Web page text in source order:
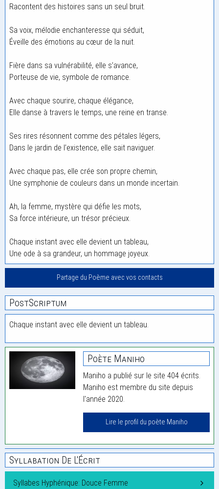
Racontent des histoires sans un seul bruit.
Sa voix, mélodie enchanteresse qui séduit,
Éveille des émotions au cœur de la nuit.
Fière dans sa vulnérabilité, elle s’avance,
Porteuse de vie, symbole de romance.
Avec chaque sourire, chaque élégance,
Elle danse à travers le temps, une reine en transe.
Ses rires résonnent comme des pétales légers,
Dans le jardin de l’existence, elle sait naviguer.
Avec chaque pas, elle crée son propre chemin,
Une symphonie de couleurs dans un monde incertain.
Ah, la femme, mystère qui défie les mots,
Sa force intérieure, un trésor précieux.
Chaque instant avec elle devient un tableau,
Une ode à sa grandeur, un hommage joyeux.
Partage du Poème avec vos contacts
PostScriptum
Chaque instant avec elle devient un tableau.
Poète Maniho
Maniho a publié sur le site 404 écrits.
Maniho est membre du site depuis
l'année 2020.
Lire le profil du poète Maniho
Syllabation De L'Écrit
Syllabes Hyphénique: Douce Femme